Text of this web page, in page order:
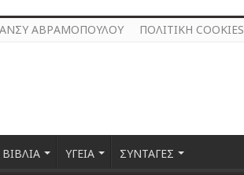
ΑΒΡΑΜΟΠΟΥΛΟΥ ΠΟΛΙΤΙΚΗ COOKIES
ΒΙΒΛΙΑ ΥΓΕΙΑ ΣΥΝΤΑΓΕΣ